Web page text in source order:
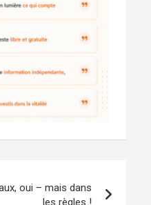
oui – mais dans
les règles !